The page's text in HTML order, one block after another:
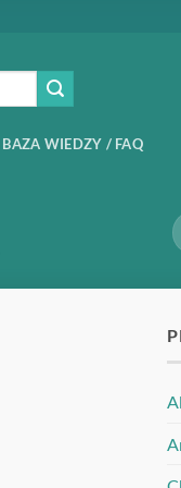
BAZA WIEDZY / FAQ